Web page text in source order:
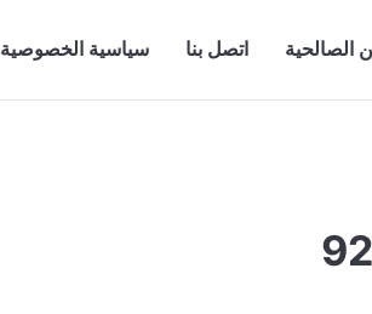
الصالحية اتصل بنا سياسية الخصوصية